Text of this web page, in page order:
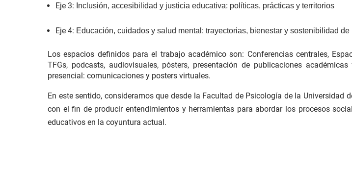
Eje 3: Inclusión, accesibilidad y justicia educativa: políticas, prácticas y territorios
Eje 4: Educación, cuidados y salud mental: trayectorias, bienestar y sostenibilidad
Los espacios definidos para el trabajo académico son: Conferencias centrales,
TFGs, podcasts, audiovisuales, pósters, presentación de publicaciones
presencial: comunicaciones y posters virtuales.
En este sentido, consideramos que desde la Facultad de Psicología de la
con el fin de producir entendimientos y herramientas para abordar los procesos
educativos en la coyuntura actual.